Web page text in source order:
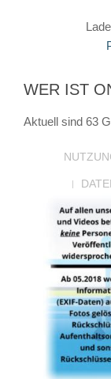
WER IST
Aktuell sind 63